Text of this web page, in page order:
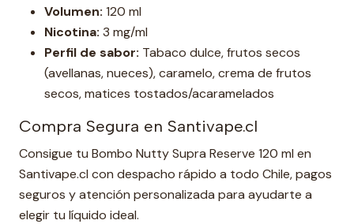
Volumen: 120 ml
Nicotina: 3 mg/ml
Perfil de sabor: Tabaco dulce, frutos secos
(avellanas, nueces), caramelo, crema de frutos
secos, matices tostados/acaramelados
Compra Segura en Santivape.cl
Consigue tu Bombo Nutty Supra Reserve 120 ml en
Santivape.cl con despacho rápido a todo Chile, pagos
seguros y atención personalizada para ayudarte a
elegir tu líquido ideal.